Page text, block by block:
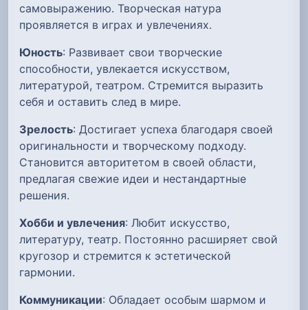
самовыражению. Творческая натура
проявляется в играх и увлечениях.
Юность: Развивает свои творческие
способности, увлекается искусством,
литературой, театром. Стремится выразить
себя и оставить след в мире.
Зрелость: Достигает успеха благодаря своей
оригинальности и творческому подходу.
Становится авторитетом в своей области,
предлагая свежие идеи и нестандартные
решения.
Хобби и увлечения: Любит искусство,
литературу, театр. Постоянно расширяет свой
кругозор и стремится к эстетической
гармонии.
Коммуникации: Обладает особым шармом и